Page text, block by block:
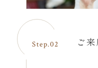
Step.02 ご